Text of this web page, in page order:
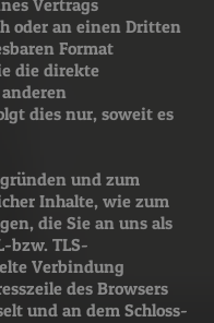
Vertrags
oder an einen Dritten
Format
die direkte
dies nur, soweit es
und zum
Inhalte, wie zum
die Sie an uns als
bzw. TLS-
Verbindung
des Browsers
und an dem Schloss-